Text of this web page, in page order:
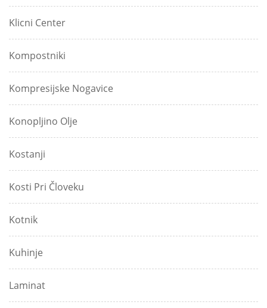
Klicni Center
Kompostniki
Kompresijske Nogavice
Konopljino Olje
Kostanji
Kosti Pri Človeku
Kotnik
Kuhinje
Laminat